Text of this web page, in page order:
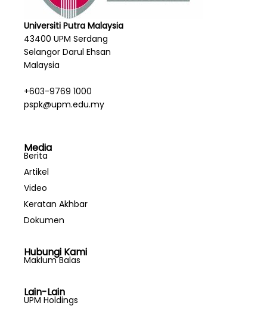
Universiti Putra Malaysia
43400 UPM Serdang
Selangor Darul Ehsan
Malaysia
+603-9769 1000
pspk@upm.edu.my
Media
Berita
Artikel
Video
Keratan Akhbar
Dokumen
Hubungi Kami
Maklum Balas
Lain-Lain
UPM Holdings